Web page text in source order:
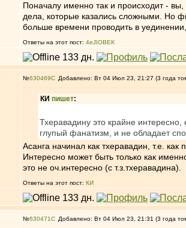
Поначалу именно так и происходит -
дела, которые казались сложными. Но
больше времени проводить в
Ответы на этот пост: 4eJIOBEK
№630469 Добавлено: Вт 04 Июл 23, 21:27 (3 года
КИ пишет:
Тхеравадину это крайне
глупый фанатизм, и не обладает
Асанга начинал как тхеравадин, т.е.
Интересно может быть только как
это не оч.интересно (с т.з.тхеравадина).
Ответы на этот пост: КИ
№630471 Добавлено: Вт 04 Июл 23, 21:31 (3 года